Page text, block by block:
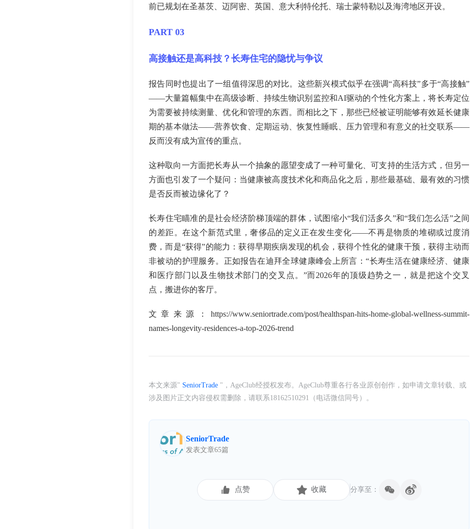
前已规划在圣基茨、迈阿密、英国、意大利特伦托、瑞士蒙特勒以及海湾地区开设。
PART 03
高接触还是高科技？长寿住宅的隐忧与争议
报告同时也提出了一组值得深思的对比。这些新兴模式似乎在强调“高科技”多于“高接触”
——大量篇幅集中在高级诊断、持续生物识别监控和AI驱动的个性化方案上，将长寿定位
为需要被持续测量、优化和管理的东西。而相比之下，那些已经被证明能够有效延长健康
期的基本做法——营养饮食、定期运动、恢复性睡眠、压力管理和有意义的社交联系——
反而没有成为宣传的重点。
这种取向一方面把长寿从一个抽象的愿望变成了一种可量化、可支持的生活方式，但另一
方面也引发了一个疑问：当健康被高度技术化和商品化之后，那些最基础、最有效的习惯
是否反而被边缘化了？
长寿住宅瞄准的是社会经济阶梯顶端的群体，试图缩小“我们活多久”和“我们怎么活”之间
的差距。在这个新范式里，奢侈品的定义正在发生变化——不再是物质的堆砌或过度消
费，而是“获得”的能力：获得早期疾病发现的机会，获得个性化的健康干预，获得主动而
非被动的护理服务。正如报告在迪拜全球健康峰会上所言：“长寿生活在健康经济、健康
和医疗部门以及生物技术部门的交叉点。”而2026年的顶级趋势之一，就是把这个交叉
点，搬进你的客厅。
文章来源： https://www.seniortrade.com/post/healthspan-hits-home-global-wellness-summit-
names-longevity-residences-a-top-2026-trend
本文来源" SeniorTrade "，AgeClub经授权发布。AgeClub尊重各行各业原创创作，如申请文章转载、或
涉及图片正文内容侵权需删除，请联系18162510291（电话微信同号）。
SeniorTrade
发表文章65篇
点赞 收藏 分享至：